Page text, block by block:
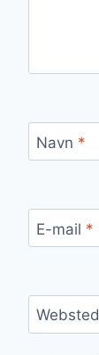
Navn *
E-mail *
Websted